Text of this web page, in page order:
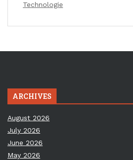
Technologie
ARCHIVES
August 2026
July 2026
June 2026
May 2026